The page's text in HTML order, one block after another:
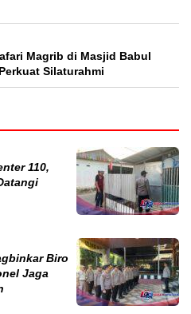
Magrib di Masjid Babul
Silaturahmi
110,
Biro
Jaga